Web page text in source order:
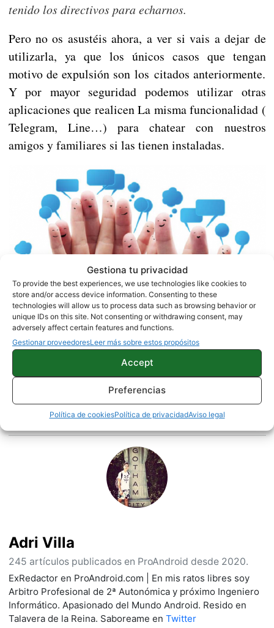
Gestiona tu privacidad
To provide the best experiences, we use technologies like cookies to
store and/or access device information. Consenting to these
technologies will allow us to process data such as browsing behavior or
unique IDs on this site. Not consenting or withdrawing consent, may
adversely affect certain features and functions.
Gestionar proveedoresLeer más sobre estos propósitos
Accept
Preferencias
Política de cookiesPolítica de privacidadAviso legal
tenido los directivos para echarnos.
Pero no os asustéis ahora, a ver si vais a dejar de
utilizarla, ya que los únicos casos que tengan
motivo de expulsión son los citados anteriormente.
Y por mayor seguridad podemos utilizar otras
aplicaciones que realicen La misma funcionalidad (
Telegram, Line…) para chatear con nuestros
amigos y familiares si las tienen instaladas.
¿Os ha sucedido a vosotros o conocéis a alguien
que haya sufrido el baneo en WhatsApp?
Sobre este autor
Adri Villa
245 artículos publicados en ProAndroid desde 2020.
ExRedactor en ProAndroid.com | En mis ratos libres soy
Arbitro Profesional de 2ª Autonómica y próximo Ingeniero
Informático. Apasionado del Mundo Android. Resido en
Talavera de la Reina. Saboreame en Twitter